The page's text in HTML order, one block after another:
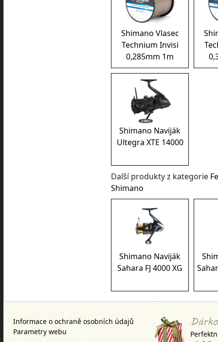
Shimano Vlasec
Technium Invisi
0,285mm 1m
Shimano Naviják
Ultegra XTE 14000
Další produkty z kategorie
Shimano
Shimano Naviják
Sahara FJ 4000 XG
Informace o ochraně osobních údajů
Parametry webu